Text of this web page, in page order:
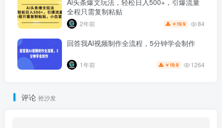
全程只需复制粘贴
2年前 ￥ 19.9 84
回答我AI视频制作全流程，5分钟学会制作
1年前 ￥ 19.9 1264
评论 抢沙发